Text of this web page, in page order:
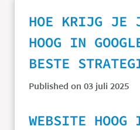
HOE KRIJG JE
HOOG IN
BESTE
Published on 03 juli 2025
WEBSITE HOOG